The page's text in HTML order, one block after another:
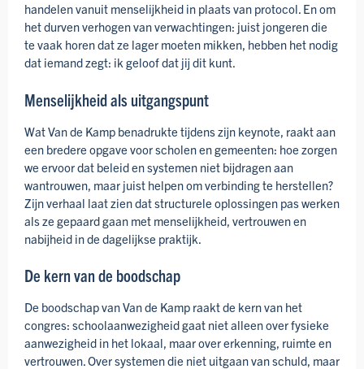
handelen vanuit menselijkheid in plaats van protocol. En om
het durven verhogen van verwachtingen: juist jongeren die
te vaak horen dat ze lager moeten mikken, hebben het nodig
dat iemand zegt: ik geloof dat jij dit kunt.
Menselijkheid als uitgangspunt
Wat Van de Kamp benadrukte tijdens zijn keynote, raakt aan
een bredere opgave voor scholen en gemeenten: hoe zorgen
we ervoor dat beleid en systemen niet bijdragen aan
wantrouwen, maar juist helpen om verbinding te herstellen?
Zijn verhaal laat zien dat structurele oplossingen pas werken
als ze gepaard gaan met menselijkheid, vertrouwen en
nabijheid in de dagelijkse praktijk.
De kern van de boodschap
De boodschap van Van de Kamp raakt de kern van het
congres: schoolaanwezigheid gaat niet alleen over fysieke
aanwezigheid in het lokaal, maar over erkenning, ruimte en
vertrouwen. Over systemen die niet uitgaan van schuld, maar